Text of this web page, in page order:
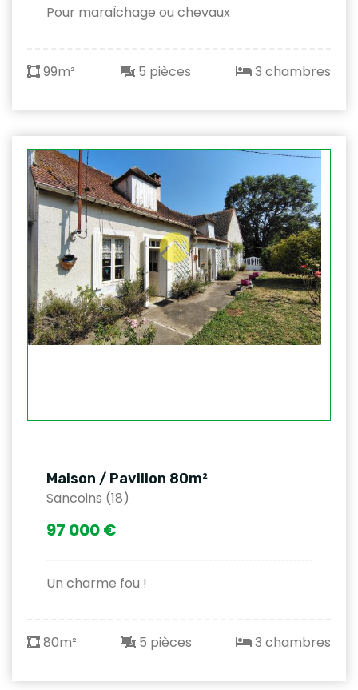
Pour maraÎchage ou chevaux
99m² 5 pièces 3 chambres
Maison / Pavillon 80m²
Sancoins (18)
97 000 €
Un charme fou !
80m² 5 pièces 3 chambres